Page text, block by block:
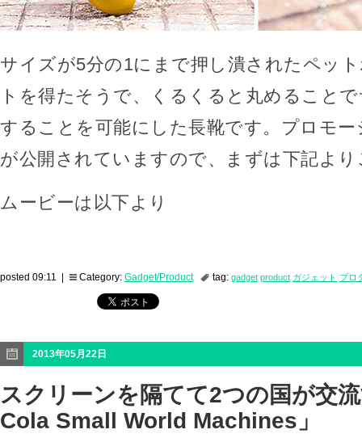
サイズが5分の1にまで押し潰されたペッ
トを得たそうで、くるくると丸めること
することを可能にした長靴です。プロモ
が公開されていますので、まずは下記よ
ムービーは以下より
posted 09:11 | Category: Gadget/Product tag: gadget product ガジェット プロ
2013年05月22日
スクリーンを隔てて2つの国が交
Cola Small World Machines」